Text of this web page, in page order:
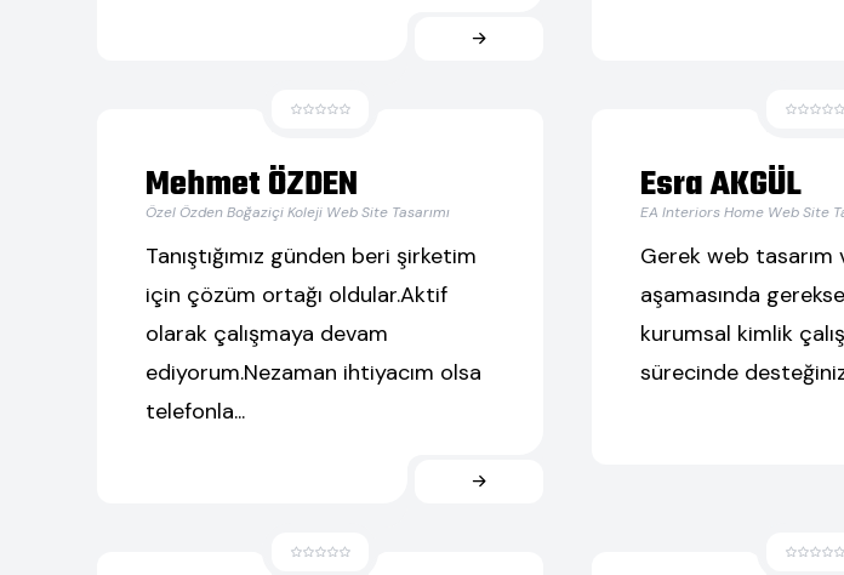
Mehmet ÖZDEN
Özel Özden Boğaziçi Koleji Web Site Tasarımı
Tanıştığımız günden beri şirketim
için çözüm ortağı oldular.Aktif
olarak çalışmaya devam
ediyorum.Nezaman ihtiyacım olsa
telefonla...
Esra AKGÜL
EA Interiors Home Web Site
Gerek web tasarım
aşamasında
kurumsal kimlik
sürecinde